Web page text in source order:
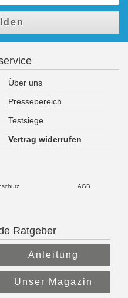
Über uns
Pressebereich
Testsiege
Vertrag widerrufen
AGB
Ratgeber
Anleitung
Unser Magazin